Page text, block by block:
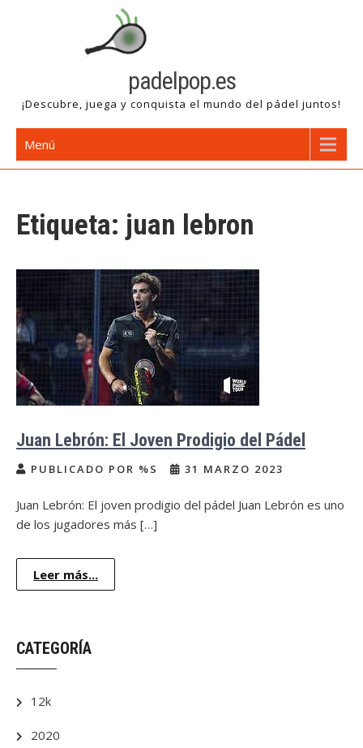
padelpop.es
¡Descubre, juega y conquista el mundo del pádel juntos!
Menú
Etiqueta: juan lebron
Juan Lebrón: El Joven Prodigio del Pádel
PUBLICADO POR %S 31 MARZO 2023
Juan Lebrón: El joven prodigio del pádel Juan Lebrón es uno
de los jugadores más […]
Leer más...
CATEGORÍA
12k
2020